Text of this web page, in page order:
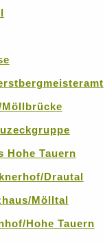
Hohe Tauern
Drautal
Mölltal
Hohe Tauern